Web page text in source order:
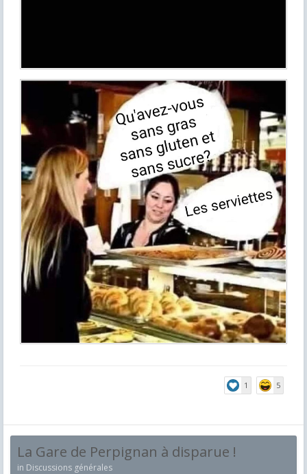
1 5
La Gare de Perpignan à disparue !
in Discussions générales